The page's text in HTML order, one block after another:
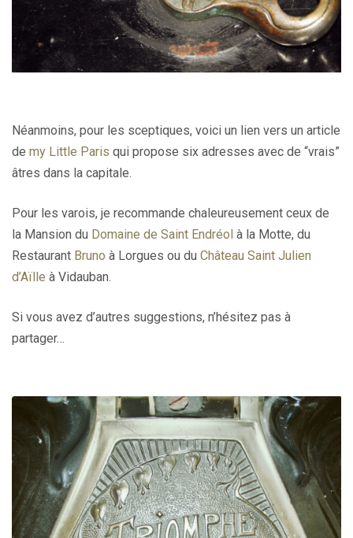
Néanmoins, pour les sceptiques, voici un lien vers un article
de my Little Paris qui propose six adresses avec de “vrais”
âtres dans la capitale.
Pour les varois, je recommande chaleureusement ceux de
la Mansion du Domaine de Saint Endréol à la Motte, du
Restaurant Bruno à Lorgues ou du Château Saint Julien
d’Aïlle à Vidauban.
Si vous avez d’autres suggestions, n’hésitez pas à
partager…